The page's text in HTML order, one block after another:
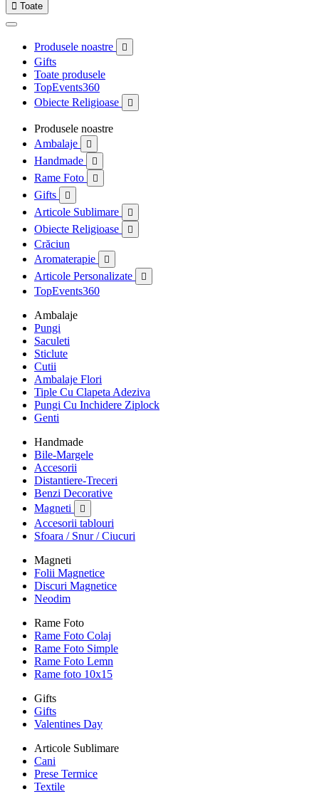
 Toate
Produsele noastre 
Gifts
Toate produsele
TopEvents360
Obiecte Religioase

Produsele noastre
Ambalaje

Handmade 
Rame Foto 
Gifts 
Articole Sublimare 
Obiecte Religioase 
Crăciun
Aromaterapie

Articole Personalizate 
TopEvents360
Ambalaje
Pungi
Saculeti
Sticlute
Cutii
Ambalaje Flori
Tiple Cu Clapeta Adeziva
Pungi Cu Inchidere Ziplock
Genti
Handmade
Bile-Margele
Accesorii
Distantiere-Treceri
Benzi Decorative
Magneti

Accesorii tablouri
Sfoara / Snur / Ciucuri
Magneti
Folii Magnetice
Discuri Magnetice
Neodim
Rame Foto
Rame Foto Colaj
Rame Foto Simple
Rame Foto Lemn
Rame foto 10x15
Gifts
Gifts
Valentines Day
Articole Sublimare
Cani
Prese Termice
Textile